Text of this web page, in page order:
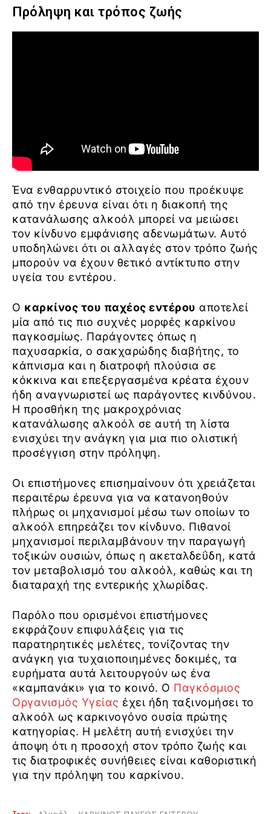
Πρόληψη και τρόπος ζωής
Ένα ενθαρρυντικό στοιχείο που προέκυψε
από την έρευνα είναι ότι η διακοπή της
κατανάλωσης αλκοόλ μπορεί να μειώσει
τον κίνδυνο εμφάνισης αδενωμάτων. Αυτό
υποδηλώνει ότι οι αλλαγές στον τρόπο ζωής
μπορούν να έχουν θετικό αντίκτυπο στην
υγεία του εντέρου.
Ο καρκίνος του παχέος εντέρου αποτελεί
μία από τις πιο συχνές μορφές καρκίνου
παγκοσμίως. Παράγοντες όπως η
παχυσαρκία, ο σακχαρώδης διαβήτης, το
κάπνισμα και η διατροφή πλούσια σε
κόκκινα και επεξεργασμένα κρέατα έχουν
ήδη αναγνωριστεί ως παράγοντες κινδύνου.
Η προσθήκη της μακροχρόνιας
κατανάλωσης αλκοόλ σε αυτή τη λίστα
ενισχύει την ανάγκη για μια πιο ολιστική
προσέγγιση στην πρόληψη.
Οι επιστήμονες επισημαίνουν ότι χρειάζεται
περαιτέρω έρευνα για να κατανοηθούν
πλήρως οι μηχανισμοί μέσω των οποίων το
αλκοόλ επηρεάζει τον κίνδυνο. Πιθανοί
μηχανισμοί περιλαμβάνουν την παραγωγή
τοξικών ουσιών, όπως η ακεταλδεΰδη, κατά
τον μεταβολισμό του αλκοόλ, καθώς και τη
διαταραχή της εντερικής χλωρίδας.
Παρόλο που ορισμένοι επιστήμονες
εκφράζουν επιφυλάξεις για τις
παρατηρητικές μελέτες, τονίζοντας την
ανάγκη για τυχαιοποιημένες δοκιμές, τα
ευρήματα αυτά λειτουργούν ως ένα
«καμπανάκι» για το κοινό. Ο Παγκόσμιος
Οργανισμός Υγείας έχει ήδη ταξινομήσει το
αλκοόλ ως καρκινογόνο ουσία πρώτης
κατηγορίας. Η μελέτη αυτή ενισχύει την
άποψη ότι η προσοχή στον τρόπο ζωής και
τις διατροφικές συνήθειες είναι καθοριστική
για την πρόληψη του καρκίνου.